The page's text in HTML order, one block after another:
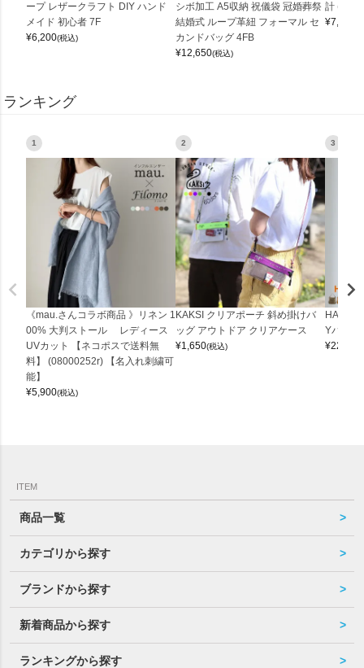
ープ レザークラフト DIY ハンド
メイド 初心者 7F
¥6,200(税込)
シボ加工 A5収納 祝儀袋 冠婚葬祭
結婚式 ループ革紐 フォーマル セ
カンドバッグ 4FB
¥12,650(税込)
計
¥7,150
ランキング
1
《mau.さんコラボ商品 》リネン 1
00% 大判ストール レディース
UVカット 【ネコポスで送料無
料】 (08000252r) 【名入れ刺繍可
能】
¥5,900(税込)
2
KAKSI クリアポーチ 斜め掛けバ
ッグ アウトドア クリアケース
¥1,650(税込)
3
Yバッグ
¥22,000
ITEM
商品一覧
カテゴリから探す
ブランドから探す
新着商品から探す
ランキングから探す